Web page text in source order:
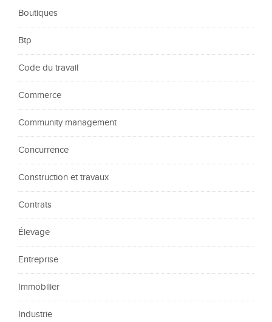
Boutiques
Btp
Code du travail
Commerce
Community management
Concurrence
Construction et travaux
Contrats
Élevage
Entreprise
Immobilier
Industrie